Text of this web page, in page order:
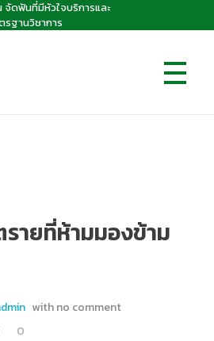
ดฟันที่มีหัวใจบริการและ
ฐานวิชาการ
ายที่ห้ามมองข้าม
withno comment
0